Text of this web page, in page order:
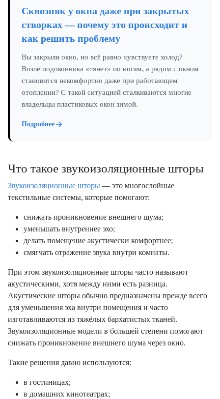
Сквозняк у окна даже при закрытых
створках — почему это происходит и
как решить проблему
Вы закрыли окно, но всё равно чувствуете холод?
Возле подоконника «тянет» по ногам, а рядом с окном
становится некомфортно даже при работающем
отоплении? С такой ситуацией сталкиваются многие
владельцы пластиковых окон зимой.
Подробнее
Что такое звукоизоляционные шторы
Звукоизоляционные шторы — это многослойные
текстильные системы, которые помогают:
снижать проникновение внешнего шума;
уменьшать внутреннее эхо;
делать помещение акустически комфортнее;
смягчать отражение звука внутри комнаты.
При этом звукоизоляционные шторы часто называют
акустическими, хотя между ними есть разница.
Акустические шторы обычно предназначены прежде всего
для уменьшения эха внутри помещения и часто
изготавливаются из тяжёлых бархатистых тканей.
Звукоизоляционные модели в большей степени помогают
снижать проникновение внешнего шума через окно.
Такие решения давно используются:
в гостиницах;
в домашних кинотеатрах;